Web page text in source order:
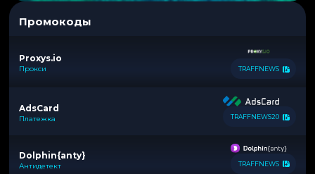
Промокоды
Proxys.io
Прокси TRAFFNEWS
AdsCard
Платежка TRAFFNEWS20
Dolphin{anty}
Антидетект TRAFFNEWS